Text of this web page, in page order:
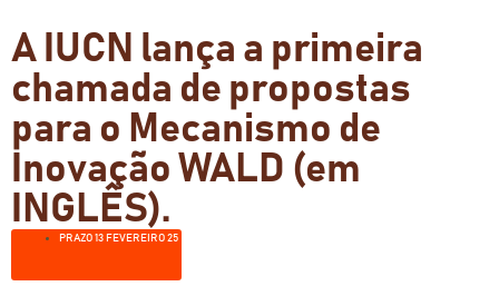
A IUCN lança a primeira
chamada de propostas
para o Mecanismo de
Inovação WALD (em
INGLÊS).
PRAZO 13 FEVEREIRO 25